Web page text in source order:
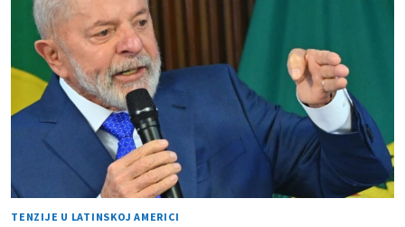
TENZIJE U LATINSKOJ AMERICI